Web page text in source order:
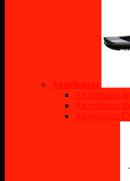
Автобоксы
Автобоксы
Автобоксы
Автобоксы